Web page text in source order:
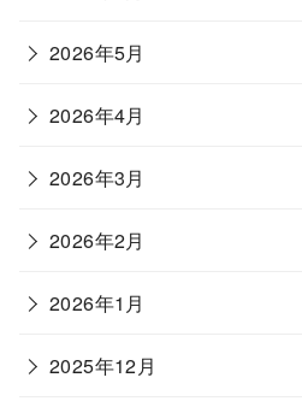
2026年5月
2026年4月
2026年3月
2026年2月
2026年1月
2025年12月